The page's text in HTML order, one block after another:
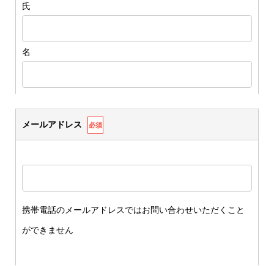
氏
名
メールアドレス 必須
携帯電話のメールアドレスではお問い合わせいただくこと
ができません